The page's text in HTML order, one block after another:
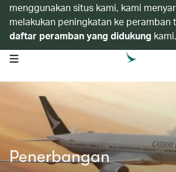
menggunakan situs kami, kami
melakukan peningkatan ke peramban
daftar peramban yang didukung kami.
open navigation menu
Penerbangan